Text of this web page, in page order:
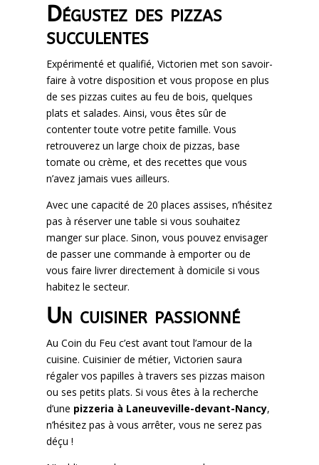
Dégustez des pizzas
succulentes
Expérimenté et qualifié, Victorien met son savoir-
faire à votre disposition et vous propose en plus
de ses pizzas cuites au feu de bois, quelques
plats et salades. Ainsi, vous êtes sûr de
contenter toute votre petite famille. Vous
retrouverez un large choix de pizzas, base
tomate ou crème, et des recettes que vous
n’avez jamais vues ailleurs.
Avec une capacité de 20 places assises, n’hésitez
pas à réserver une table si vous souhaitez
manger sur place. Sinon, vous pouvez envisager
de passer une commande à emporter ou de
vous faire livrer directement à domicile si vous
habitez le secteur.
Un cuisiner passionné
Au Coin du Feu c’est avant tout l’amour de la
cuisine. Cuisinier de métier, Victorien saura
régaler vos papilles à travers ses pizzas maison
ou ses petits plats. Si vous êtes à la recherche
d’une pizzeria à Laneuveville-devant-Nancy,
n’hésitez pas à vous arrêter, vous ne serez pas
déçu !